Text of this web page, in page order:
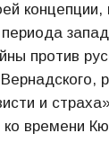
концепции,
против
и
времени